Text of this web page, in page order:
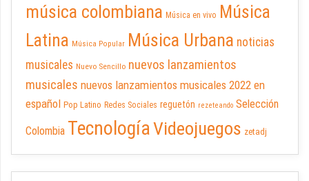
música colombiana Música en vivo Música
Latina Música Popular Música Urbana noticias
musicales Nuevo Sencillo nuevos lanzamientos
musicales nuevos lanzamientos musicales 2022 en
español Pop Latino Redes Sociales reguetón rezeteando Selección
Colombia TecnologíaVideojuegos zetadj